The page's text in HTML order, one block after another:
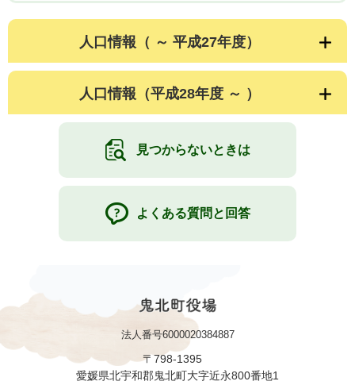
人口情報（ ～ 平成27年度）
人口情報（平成28年度 ～ ）
見つからないときは
よくある質問と回答
法人番号6000020384887
〒798-1395
愛媛県北宇和郡鬼北町大字近永800番地1